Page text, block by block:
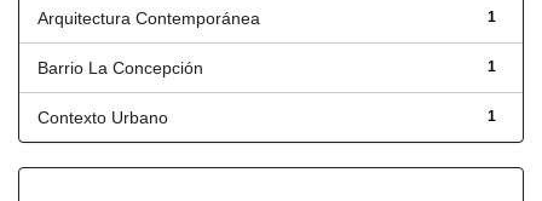
1
Arquitectura Contemporánea
1
Barrio La Concepción
1
Contexto Urbano